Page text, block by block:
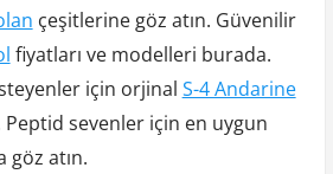
çeşitlerine göz atın. Güvenilir
fiyatları ve modelleri burada.
için orjinal S-4 Andarine
Peptid sevenler için en uygun
göz atın.